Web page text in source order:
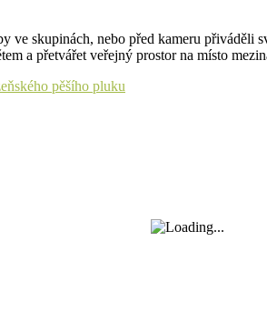
skupinách, nebo před kameru
a přetvářet veřejný prostor na místo
pěšího pluku